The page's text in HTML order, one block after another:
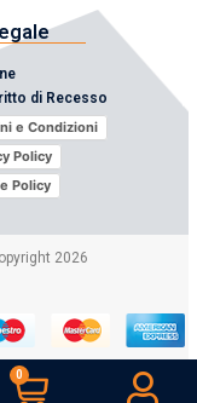
di Recesso
e Condizioni
Policy
Policy
2026
0